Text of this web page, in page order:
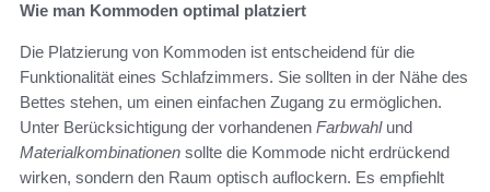
Wie man Kommoden optimal platziert
Die Platzierung von Kommoden ist entscheidend für die
Funktionalität eines Schlafzimmers. Sie sollten in der Nähe des
Bettes stehen, um einen einfachen Zugang zu ermöglichen.
Unter Berücksichtigung der vorhandenen Farbwahlund
Materialkombinationen sollte die Kommode nicht erdrückend
wirken, sondern den Raum optisch auflockern. Es empfiehlt